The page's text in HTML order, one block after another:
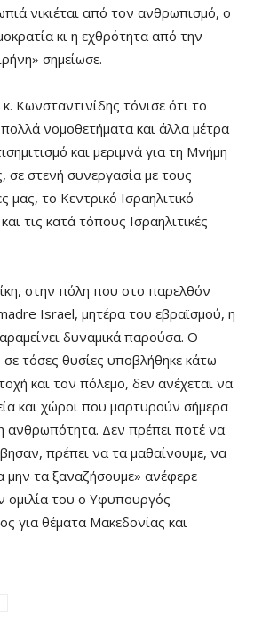
νικιέται από τον ανθρωπισμό, ο
κι η εχθρότητα από την
σημείωσε.
Κωνσταντινίδης τόνισε ότι το
νομοθετήματα και άλλα μέτρα
και μεριμνά για τη Μνήμη
στενή συνεργασία με τους
μας, το Κεντρικό Ισραηλιτικό
τις κατά τόπους Ισραηλιτικές
στην πόλη που στο παρελθόν
Israel, μητέρα του εβραϊσμού, η
δυναμικά παρούσα. Ο
τόσες θυσίες υποβλήθηκε κάτω
και τον πόλεμο, δεν ανέχεται να
και χώροι που μαρτυρούν σήμερα
ανθρωπότητα. Δεν πρέπει ποτέ να
πρέπει να τα μαθαίνουμε, να
μην τα ξαναζήσουμε» ανέφερε
ομιλία του ο Υφυπουργός
για θέματα Μακεδονίας και